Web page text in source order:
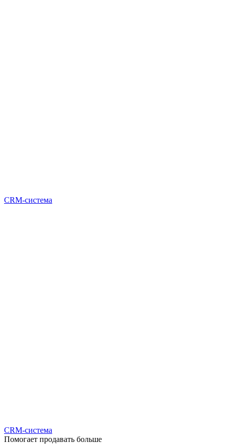
CRM-система
CRM-система
Помогает продавать больше